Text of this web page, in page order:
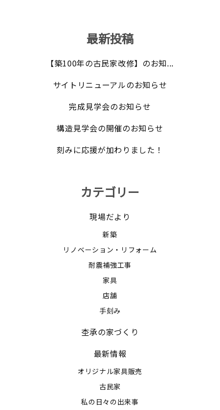
最新投稿
【築100年の古民家改修】のお知...
サイトリニューアルのお知らせ
完成見学会のお知らせ
構造見学会の開催のお知らせ
刻みに応援が加わりました！
カテゴリー
現場だより
新築
リノベーション・リフォーム
耐震補強工事
家具
店舗
手刻み
杢承の家づくり
最新情報
オリジナル家具販売
古民家
私の日々の出来事